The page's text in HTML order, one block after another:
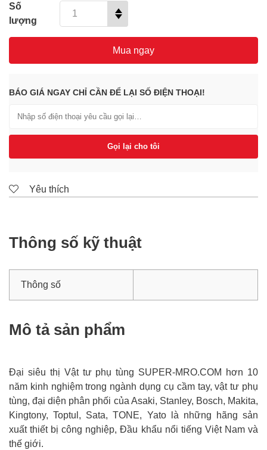
Số
lượng
Mua ngay
BÁO GIÁ NGAY CHỈ CẦN ĐỂ LẠI SỐ ĐIỆN THOẠI!
Gọi lại cho tôi
Yêu thích
Thông số kỹ thuật
Thông số
Mô tả sản phẩm
Đại siêu thị Vật tư phụ tùng SUPER-MRO.COM hơn 10
năm kinh nghiệm trong ngành dụng cụ cầm tay, vật tư phụ
tùng, đại diện phân phối của Asaki, Stanley, Bosch, Makita,
Kingtony, Toptul, Sata, TONE, Yato là những hãng sản
xuất thiết bị công nghiệp, Đầu khẩu nổi tiếng Việt Nam và
thế giới.